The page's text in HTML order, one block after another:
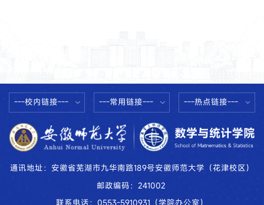
---校内链接--- ---常用链接--- ---热点链接---
通讯地址：安徽省芜湖市九华南路189号安徽师范大学（花津校区）
邮政编码：241002
联系电话：0553-5910931（学院办公室）